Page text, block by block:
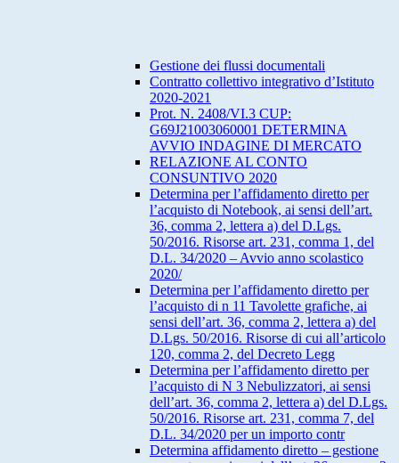
Gestione dei flussi documentali
Contratto collettivo integrativo d’Istituto
2020-2021
Prot. N. 2408/VI.3 CUP:
G69J21003060001 DETERMINA
AVVIO INDAGINE DI MERCATO
RELAZIONE AL CONTO
CONSUNTIVO 2020
Determina per l’affidamento diretto per
l’acquisto di Notebook, ai sensi dell’art.
36, comma 2, lettera a) del D.Lgs.
50/2016. Risorse art. 231, comma 1, del
D.L. 34/2020 – Avvio anno scolastico
2020/
Determina per l’affidamento diretto per
l’acquisto di n 11 Tavolette grafiche, ai
sensi dell’art. 36, comma 2, lettera a) del
D.Lgs. 50/2016. Risorse di cui all’articolo
120, comma 2, del Decreto Legg
Determina per l’affidamento diretto per
l’acquisto di N 3 Nebulizzatori, ai sensi
dell’art. 36, comma 2, lettera a) del D.Lgs.
50/2016. Risorse art. 231, comma 7, del
D.L. 34/2020 per un importo contr
Determina affidamento diretto – gestione